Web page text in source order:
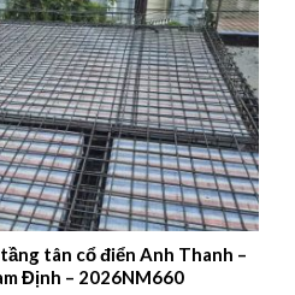
tân cổ điển Anh Thanh –
Định – 2026NM660